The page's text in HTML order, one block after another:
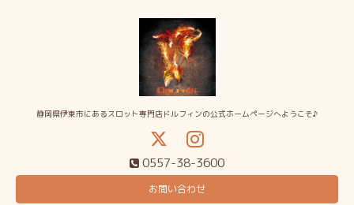
静岡県伊東市にあるスロット専門店ドルフィンの公式ホームページへようこそ♪
0557-38-3600
お問い合わせ